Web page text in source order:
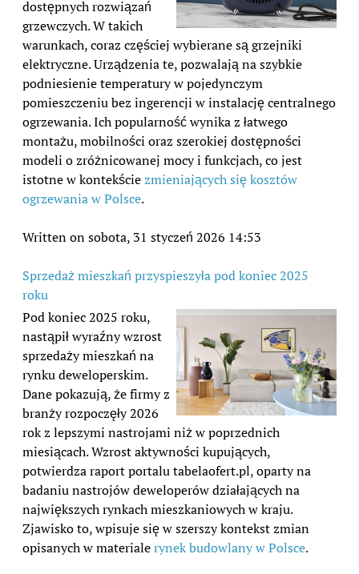
dostępnych rozwiązań
grzewczych. W takich
warunkach, coraz częściej wybierane są grzejniki
elektryczne. Urządzenia te, pozwalają na szybkie
podniesienie temperatury w pojedynczym
pomieszczeniu bez ingerencji w instalację centralnego
ogrzewania. Ich popularność wynika z łatwego
montażu, mobilności oraz szerokiej dostępności
modeli o zróżnicowanej mocy i funkcjach, co jest
istotne w kontekściezmieniających się kosztów
ogrzewania w Polsce.
Written on sobota, 31 styczeń 2026 14:53
Sprzedaż mieszkań przyspieszyła pod koniec 2025
roku
Pod koniec 2025 roku,
nastąpił wyraźny wzrost
sprzedaży mieszkań na
rynku deweloperskim.
Dane pokazują, że firmy z
branży rozpoczęły 2026
rok z lepszymi nastrojami niż w poprzednich
miesiącach. Wzrost aktywności kupujących,
potwierdza raport portalu tabelaofert.pl, oparty na
badaniu nastrojów deweloperów działających na
największych rynkach mieszkaniowych w kraju.
Zjawisko to, wpisuje się w szerszy kontekst zmian
opisanych w materialerynek budowlany w Polsce.